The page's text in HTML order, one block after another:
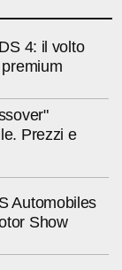
4: il volto
Prezzi e
Automobiles
Show